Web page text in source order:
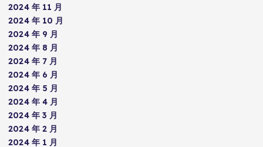
2024 年 11 月
2024 年 10 月
2024 年 9 月
2024 年 8 月
2024 年 7 月
2024 年 6 月
2024 年 5 月
2024 年 4 月
2024 年 3 月
2024 年 2 月
2024 年 1 月